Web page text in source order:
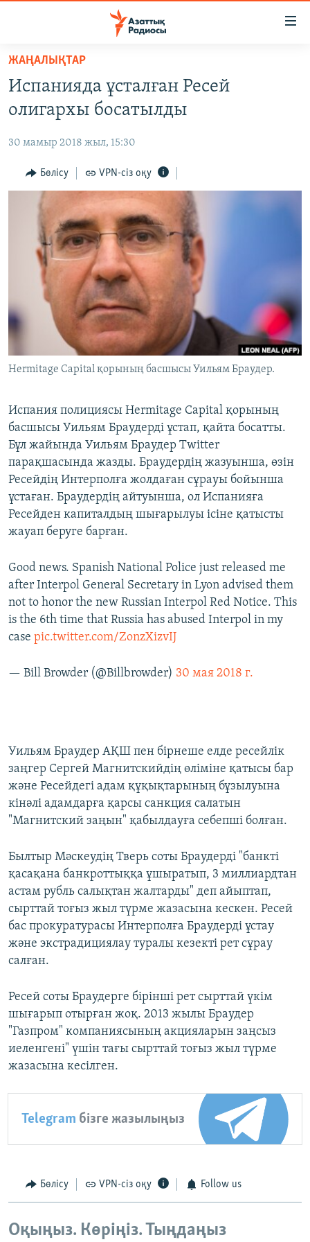
Skip
main
content
to
Navigation
Skip
AZATTYQTV
ҚАҢТАР ОҚИҒАСЫ
АДАМ ҚҰҚЫҚТАРЫ
ӘЛЕУМЕТ
ӘЛЕМ
АРНАЙЫ ЖОБАЛАР
Русский
ЖАЗЫЛЫҢЫЗ
ЖАҢАЛЫҚТАР
Испанияда ұсталған Ресей
олигархы босатылды
30 мамыр 2018 жыл, 15:30
Бөлісу VPN-сіз оқу
Hermitage Capital қорының басшысы Уильям Браудер.
Испания полициясы Hermitage Capital қорының
басшысы Уильям Браудерді ұстап, қайта босатты.
Бұл жайында Уильям Браудер Twitter
парақшасында жазды. Браудердің жазуынша, өзін
Ресейдің Интерполға жолдаған сұрауы бойынша
ұстаған. Браудердің айтуынша, ол Испанияға
Ресейден капиталдың шығарылуы ісіне қатысты
жауап беруге барған.
Good news. Spanish National Police just released me
after Interpol General Secretary in Lyon advised them
not to honor the new Russian Interpol Red Notice. This
is the 6th time that Russia has abused Interpol in my
case pic.twitter.com/ZonzXizvIJ
— Bill Browder (@Billbrowder) 30 мая 2018 г.
Уильям Браудер АҚШ пен бірнеше елде ресейлік
заңгер Сергей Магнитскийдің өліміне қатысы бар
және Ресейдегі адам құқықтарының бұзылуына
кінәлі адамдарға қарсы санкция салатын
"Магнитский заңын" қабылдауға себепші болған.
Былтыр Мәскеудің Тверь соты Браудерді "банкті
қасақана банкроттыққа ұшыратып, 3 миллиардтан
астам рубль салықтан жалтарды" деп айыптап,
сырттай тоғыз жыл түрме жазасына кескен. Ресей
бас прокуратурасы Интерполға Браудерді ұстау
және экстрадициялау туралы кезекті рет сұрау
салған.
Ресей соты Браудерге бірінші рет сырттай үкім
шығарып отырған жоқ. 2013 жылы Браудер
"Газпром" компаниясының акцияларын заңсыз
иеленгені" үшін тағы сырттай тоғыз жыл түрме
жазасына кесілген.
Telegram бізге жазылыңыз
Бөлісу VPN-сіз оқу Follow us
Оқыңыз. Көріңіз. Тыңдаңыз